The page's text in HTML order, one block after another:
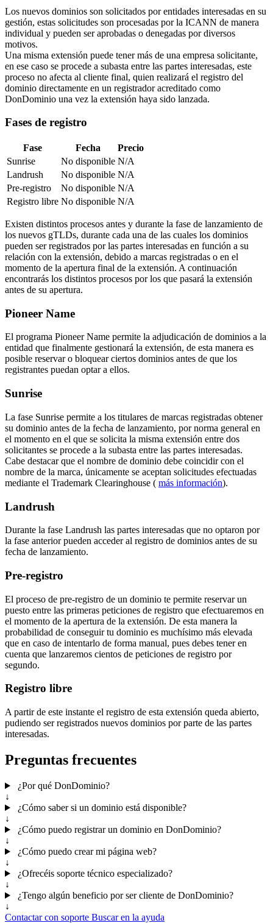
Los nuevos dominios son solicitados por entidades interesadas en su
gestión, estas solicitudes son procesadas por la ICANN de manera
individual y pueden ser aprobadas o denegadas por diversos
motivos.
Una misma extensión puede tener más de una empresa solicitante,
en ese caso se procede a subasta entre las partes interesadas, este
proceso no afecta al cliente final, quien realizará el registro del
dominio directamente en un registrador acreditado como
DonDominio una vez la extensión haya sido lanzada.
Fases de registro
Fase Fecha
Precio
Sunrise
No disponible N/A
Landrush
No disponible N/A
Pre-registro
No disponible N/A
Registro libre No disponible N/A
Existen distintos procesos antes y durante la fase de lanzamiento de
los nuevos gTLDs, durante cada una de las cuales los dominios
pueden ser registrados por las partes interesadas en función a su
relación con la extensión, debido a marcas registradas o en el
momento de la apertura final de la extensión. A continuación
encontrarás los distintos procesos por los que pasará la extensión
antes de su apertura.
Pioneer Name
El programa Pioneer Name permite la adjudicación de dominios a la
entidad que finalmente gestionará la extensión, de esta manera es
posible reservar o bloquear ciertos dominios antes de que los
registrantes puedan optar a ellos.
Sunrise
La fase Sunrise permite a los titulares de marcas registradas obtener
su dominio antes de la fecha de lanzamiento, por norma general en
el momento en el que se solicita la misma extensión entre dos
solicitantes se procede a la subasta entre las partes interesadas.
Cabe destacar que el nombre de dominio debe coincidir con el
nombre de la marca, únicamente se aceptan solicitudes efectuadas
mediante el Trademark Clearinghouse ( más información).
Landrush
Durante la fase Landrush las partes interesadas que no optaron por
la fase anterior pueden acceder al registro de dominios antes de su
fecha de lanzamiento.
Pre-registro
El proceso de pre-registro de un dominio te permite reservar un
puesto entre las primeras peticiones de registro que efectuaremos en
el momento de la apertura de la extensión. De esta manera la
probabilidad de conseguir tu dominio es muchísimo más elevada
que en caso de intentarlo de forma manual, pues debes tener en
cuenta que lanzaremos cientos de peticiones de registro por
segundo.
Registro libre
A partir de este instante el registro de esta extensión queda abierto,
pudiendo ser registrados nuevos dominios por parte de las partes
interesadas.
Preguntas frecuentes
¿Por qué DonDominio?
↓
¿Cómo saber si un dominio está disponible?
↓
¿Cómo puedo registrar un dominio en DonDominio?
↓
¿Cómo puedo crear mi página web?
↓
¿Ofrecéis soporte técnico especializado?
↓
¿Tengo algún beneficio por ser cliente de DonDominio?
↓
Contactar con soporte Buscar en la ayuda